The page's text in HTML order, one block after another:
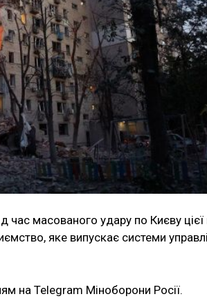
час масованого удару по Києву цієї
яке випускає системи
на Telegram Міноборони Росії.